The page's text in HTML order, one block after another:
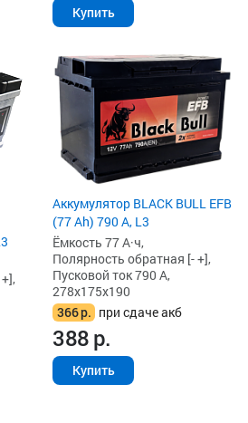
Купить
Аккумулятор BLACK BULL EFB
(77 Ah) 790 А, L3
Ёмкость 77 А·ч,
Полярность обратная [- +],
Пусковой ток 790 А,
278x175x190
366р. при сдаче акб
388р.
Купить